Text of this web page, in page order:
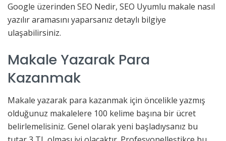
Google üzerinden SEO Nedir, SEO Uyumlu makale nasıl
yazılır aramasını yaparsanız detaylı bilgiye
ulaşabilirsiniz.
Makale Yazarak Para
Kazanmak
Makale yazarak para kazanmak için öncelikle yazmış
olduğunuz makalelere 100 kelime başına bir ücret
belirlemelisiniz. Genel olarak yeni başladıysanız bu